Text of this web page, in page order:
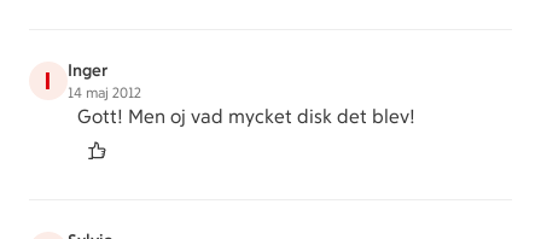
I Inger
14 maj 2012
Gott! Men oj vad mycket disk det blev!